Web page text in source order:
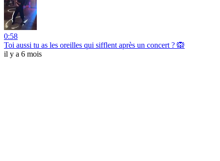
0:58
Toi aussi tu as les oreilles qui sifflent après un concert ? 🙉
il y a 6 mois